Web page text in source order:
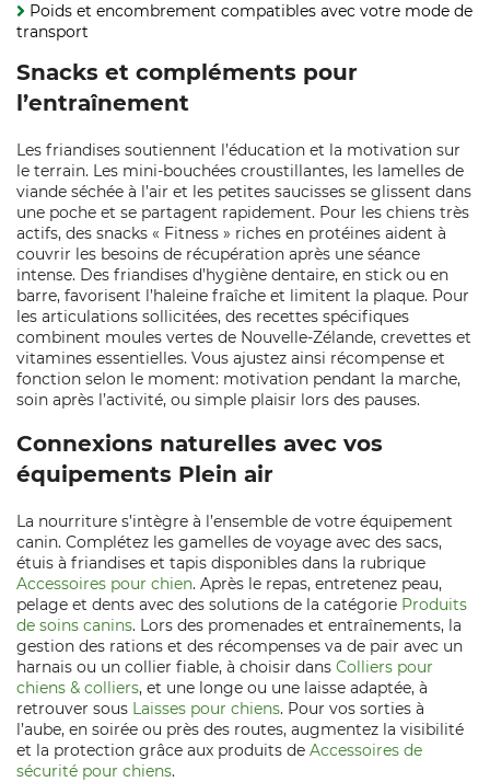
Poids et encombrement compatibles avec votre mode de
transport
Snacks et compléments pour
l’entraînement
Les friandises soutiennent l’éducation et la motivation sur
le terrain. Les mini‑bouchées croustillantes, les lamelles de
viande séchée à l’air et les petites saucisses se glissent dans
une poche et se partagent rapidement. Pour les chiens très
actifs, des snacks « Fitness » riches en protéines aident à
couvrir les besoins de récupération après une séance
intense. Des friandises d’hygiène dentaire, en stick ou en
barre, favorisent l’haleine fraîche et limitent la plaque. Pour
les articulations sollicitées, des recettes spécifiques
combinent moules vertes de Nouvelle‑Zélande, crevettes et
vitamines essentielles. Vous ajustez ainsi récompense et
fonction selon le moment: motivation pendant la marche,
soin après l’activité, ou simple plaisir lors des pauses.
Connexions naturelles avec vos
équipements Plein air
La nourriture s’intègre à l’ensemble de votre équipement
canin. Complétez les gamelles de voyage avec des sacs,
étuis à friandises et tapis disponibles dans la rubrique
Accessoires pour chien. Après le repas, entretenez peau,
pelage et dents avec des solutions de la catégorie Produits
de soins canins. Lors des promenades et entraînements, la
gestion des rations et des récompenses va de pair avec un
harnais ou un collier fiable, à choisir dans Colliers pour
chiens & colliers, et une longe ou une laisse adaptée, à
retrouver sous Laisses pour chiens. Pour vos sorties à
l’aube, en soirée ou près des routes, augmentez la visibilité
et la protection grâce aux produits de Accessoires de
sécurité pour chiens.